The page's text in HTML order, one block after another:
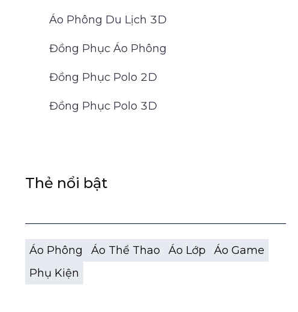
Áo Phông Du Lịch 3D
Đồng Phục Áo Phông
Đồng Phục Polo 2D
Đồng Phục Polo 3D
Thẻ nổi bật
Áo Phông Áo Thể Thao Áo Lớp
Áo Game
Phụ Kiện